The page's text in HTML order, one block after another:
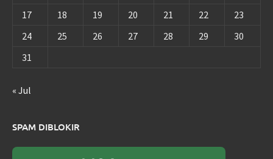
17
18 19 20 21 22
23
24
25 26 27 28 29
30
31
« Jul
SPAM DIBLOKIR